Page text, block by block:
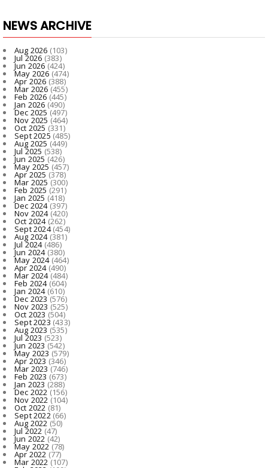
NEWS ARCHIVE
Aug 2026 (103)
Jul 2026 (383)
Jun 2026(424)
May 2026(474)
Apr 2026 (388)
Mar 2026(455)
Feb 2026 (445)
Jan 2026 (490)
Dec 2025(497)
Nov 2025 (464)
Oct 2025 (331)
Sept 2025 (485)
Aug 2025 (449)
Jul 2025 (538)
Jun 2025(426)
May 2025(457)
Apr 2025 (378)
Mar 2025 (300)
Feb 2025 (291)
Jan 2025 (418)
Dec 2024(397)
Nov 2024(420)
Oct 2024(262)
Sept 2024(454)
Aug 2024(381)
Jul 2024(486)
Jun 2024(380)
May 2024(464)
Apr 2024(490)
Mar 2024(484)
Feb 2024(604)
Jan 2024(610)
Dec 2023(576)
Nov 2023 (525)
Oct 2023 (504)
Sept 2023 (433)
Aug 2023 (535)
Jul 2023 (523)
Jun 2023(542)
May 2023(579)
Apr 2023 (346)
Mar 2023 (746)
Feb 2023 (673)
Jan 2023 (288)
Dec 2022(156)
Nov 2022 (104)
Oct 2022 (81)
Sept 2022(66)
Aug 2022 (50)
Jul 2022 (47)
Jun 2022(42)
May 2022(78)
Apr 2022 (77)
Mar 2022(107)